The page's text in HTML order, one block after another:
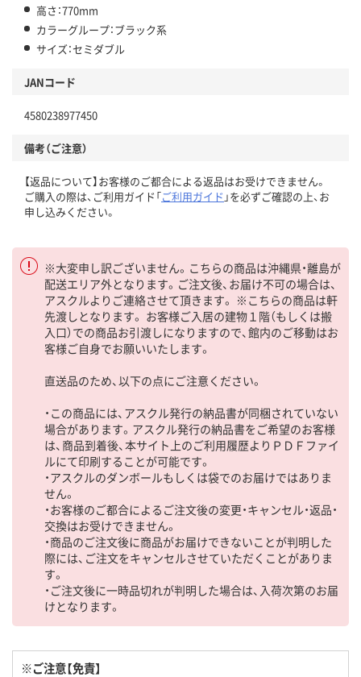
高さ：770mm
カラーグループ：ブラック系
サイズ：セミダブル
JANコード
4580238977450
備考（ご注意）
【返品について】お客様のご都合による返品はお受けできません。
ご購入の際は、ご利用ガイド「ご利用ガイド 」を必ずご確認の上、お
申し込みください。
※大変申し訳ございません。こちらの商品は沖縄県・離島が
配送エリア外となります。ご注文後、お届け不可の場合は、
アスクルよりご連絡させて頂きます。 ※こちらの商品は軒
先渡しとなります。 お客様ご入居の建物１階（もしくは搬
入口）での商品お引渡しになりますので、館内のご移動はお
客様ご自身でお願いいたします。
直送品のため、以下の点にご注意ください。
・この商品には、アスクル発行の納品書が同梱されていない
場合があります。アスクル発行の納品書をご希望のお客様
は、商品到着後、本サイト上のご利用履歴よりＰＤＦファイ
ルにて印刷することが可能です。
・アスクルのダンボールもしくは袋でのお届けではありま
せん。
・お客様のご都合によるご注文後の変更・キャンセル・返品・
交換はお受けできません。
・商品のご注文後に商品がお届けできないことが判明した
際には、ご注文をキャンセルさせていただくことがありま
す。
・ご注文後に一時品切れが判明した場合は、入荷次第のお届
けとなります。
※ご注意【免責】